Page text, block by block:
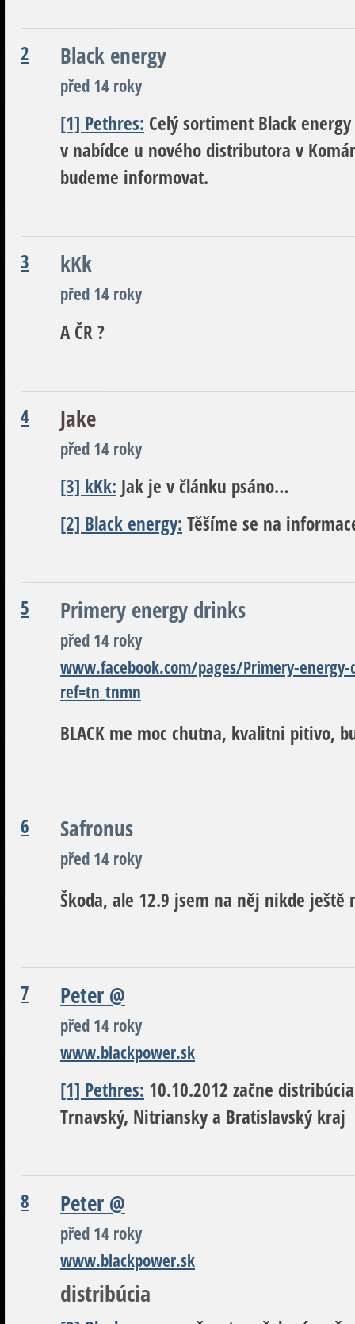
2 Black energy
před 14 roky
[1] Pethres: Celý sortiment Black
v nabídce u nového distributora v
budeme informovat.
3 kKk
před 14 roky
A ČR ?
4 Jake
před 14 roky
[3] kKk: Jak je v článku psáno…
[2] Black energy: Těšíme se na
5 Primery energy drinks
před 14 roky
www.facebook.com/pages/Primery-energy-
ref=tn_tnmn
BLACK me moc chutna, kvalitni pitivo,
6 Safronus
před 14 roky
Škoda, ale 12.9 jsem na něj nikde ještě
7 Peter @
před 14 roky
www.blackpower.sk
[1] Pethres: 10.10.2012 začne
Trnavský, Nitriansky a Bratislavský kraj
8 Peter @
před 14 roky
www.blackpower.sk
distribúcia